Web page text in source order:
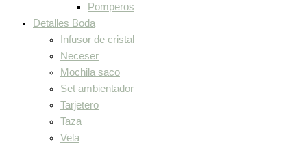
Pomperos
Detalles Boda
Infusor de cristal
Neceser
Mochila saco
Set ambientador
Tarjetero
Taza
Vela